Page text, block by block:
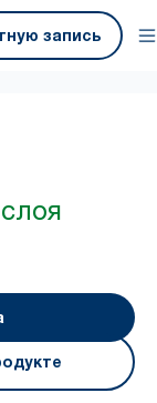
запись